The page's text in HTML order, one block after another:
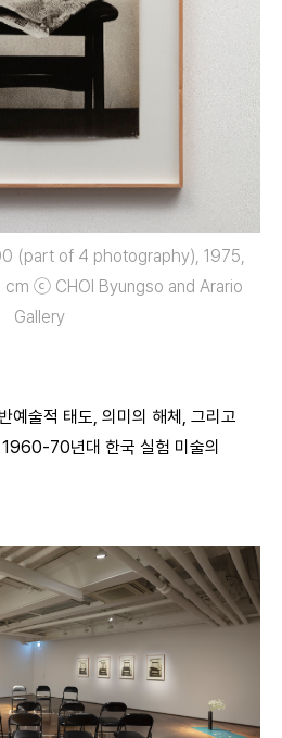
(part of 4 photography), 1975,
ⓒ CHOI Byungso and Arario
Gallery
예술적 태도, 의미의 해체, 그리고
70년대 한국 실험 미술의